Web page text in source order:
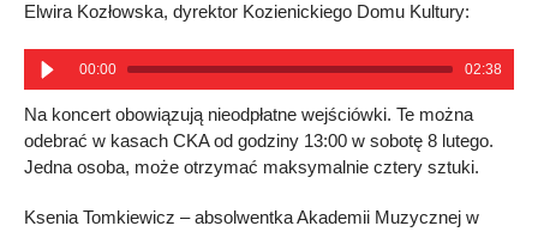
Elwira Kozłowska, dyrektor Kozienickiego Domu Kultury:
00:00 02:38
Na koncert obowiązują nieodpłatne wejściówki. Te można
odebrać w kasach CKA od godziny 13:00 w sobotę 8 lutego.
Jedna osoba, może otrzymać maksymalnie cztery sztuki.
Ksenia Tomkiewicz – absolwentka Akademii Muzycznej w